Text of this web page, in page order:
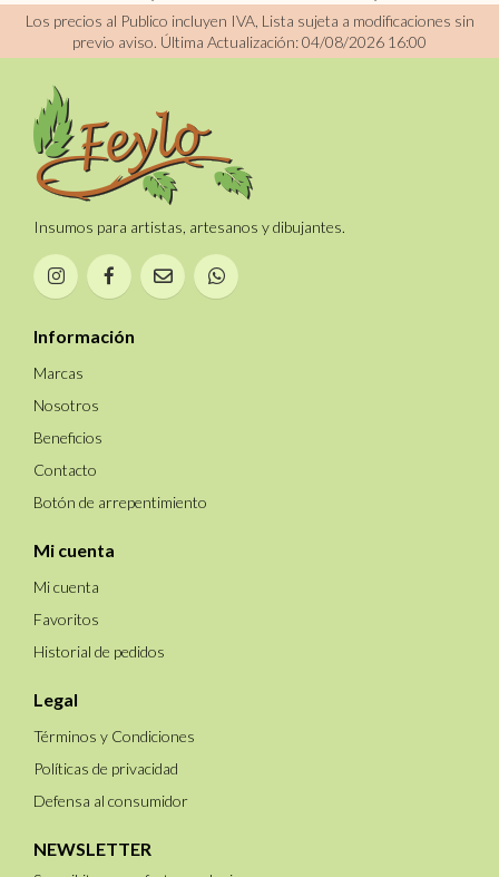
Los precios al Publico incluyen IVA, Lista sujeta a modificaciones sin
previo aviso. Última Actualización: 04/08/2026 16:00
Insumos para artistas, artesanos y dibujantes.
Información
Marcas
Nosotros
Beneficios
Contacto
Botón de arrepentimiento
Mi cuenta
Mi cuenta
Favoritos
Historial de pedidos
Legal
Términos y Condiciones
Políticas de privacidad
Defensa al consumidor
NEWSLETTER